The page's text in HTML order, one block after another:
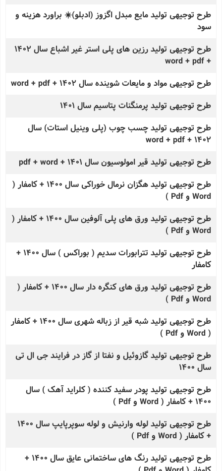
طرح توجیهی تولید مایع مبدل اگزوز (ادبلو)☀️ براورد هزینه و
سود
طرح توجیهی تولید رزین های پلی استر غیر اشباع سال 1402
+ word + pdf
طرح توجیهی مواد و مایعات شوینده سال 1402 + word + pdf
طرح توجیهی تولید پرمنگنات پتاسیم سال 1401
طرح توجیهی تولید چسب چوب (پلی وینیل استات) سال
1402 + word + pdf
طرح توجیهی تولید قیر امولوسیون سال 1401 + pdf + word
طرح توجیهی تولید هگزان نرمال خوراکی سال 1400 + کامفار (
Word و Pdf )
طرح توجیهی تولید ورق های پلی آلوفین سال 1400 + کامفار (
Word و Pdf )
طرح توجیهی تولید تترابورات سدیم ( بوراکس ) سال 1400 +
کامفار
طرح توجیهی تولید ورق های کنگره دار سال 1400 + کامفار (
Word و Pdf )
طرح توجیهی تولید شبه قیر از زباله شهری سال 1400 + کامفار
( Word و Pdf )
طرح توجیهی تولید گازوئیل و نفتا از گاز در فرایند جی ال تی
سال 1400
طرح توجیهی تولید پودر سفید کننده ( کلراید آهک ) سال
1400 + کامفار ( Word و Pdf )
طرح توجیهی تولید لوله وارنیش و لوله سوپرپایپ سال 1400
+ کامفار ( Word و Pdf )
طرح توجیهی تولید رنگ های ساختمانی عایق سال 1400 +